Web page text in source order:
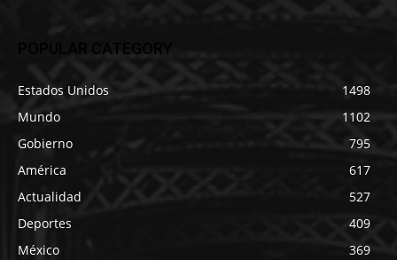
POPULAR CATEGORY
Estados Unidos
1498
Mundo
1102
Gobierno
795
América
617
Actualidad
527
Deportes
409
México
369